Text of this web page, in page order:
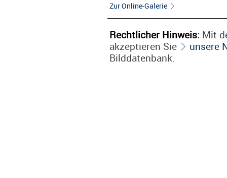
Zur Online-Galerie
Rechtlicher Hinweis: Mit
akzeptieren Sie
unsere
Bilddatenbank.